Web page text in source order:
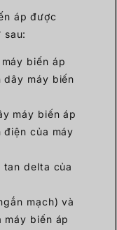
áp được
biến áp
dây máy biến
máy biến áp
của máy
tan delta của
mạch) và
máy biến áp